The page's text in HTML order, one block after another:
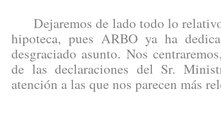
Dejaremos de lado todo lo relativo
hipoteca, pues ARBO ya ha
desgraciado asunto. Nos
de las declaraciones del Sr.
atención a las que nos parecen más